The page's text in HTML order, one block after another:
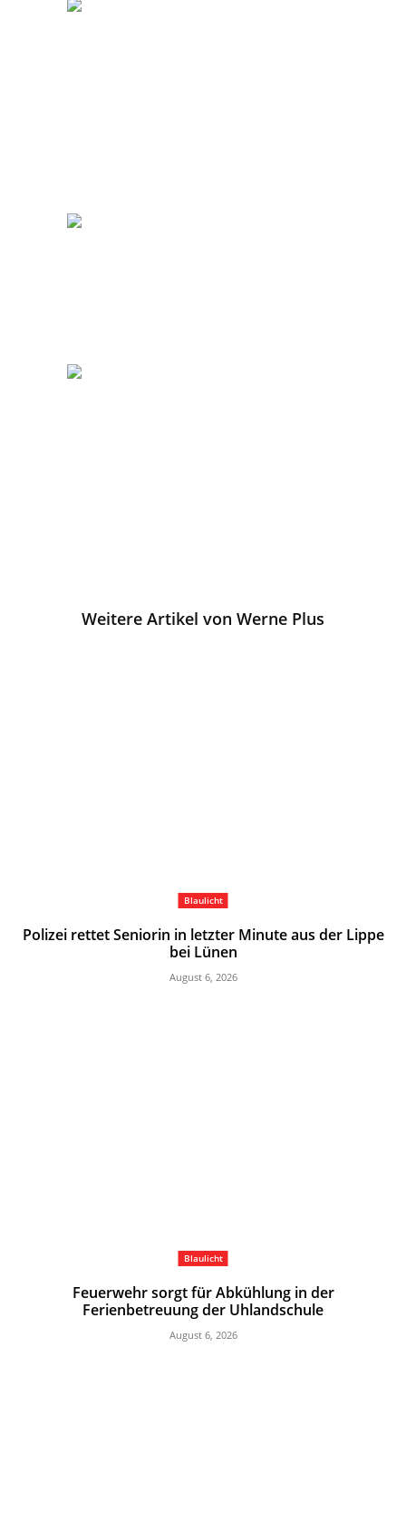
Weitere Artikel von Werne Plus
Blaulicht
Polizei rettet Seniorin in letzter Minute aus der Lippe
bei Lünen
August 6, 2026
Blaulicht
Feuerwehr sorgt für Abkühlung in der
Ferienbetreuung der Uhlandschule
August 6, 2026